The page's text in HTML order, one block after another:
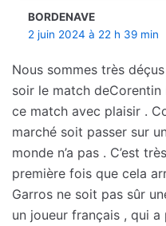
BORDENAVE
2 juin 2024 à 22 h 39 min
Nous sommes très
soir le match deCorentin
ce match avec plaisir .
marché soit passer sur
monde n’a pas . C’est
première fois que cela
Garros ne soit pas sûr
un joueur français , qui